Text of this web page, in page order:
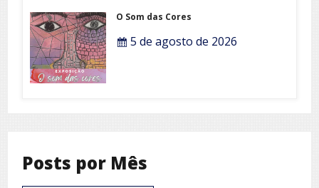
O Som das Cores
5 de agosto de 2026
Posts por Mês